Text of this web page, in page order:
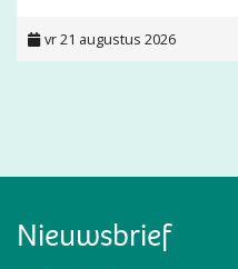
vr 21 augustus 2026
Nieuwsbrief